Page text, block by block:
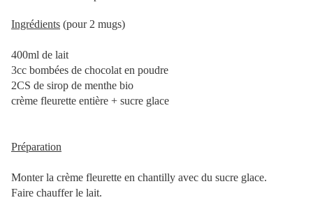
Ingrédients (pour 2 mugs)
400ml de lait
3cc bombées de chocolat en poudre
2CS de sirop de menthe bio
crème fleurette entière + sucre glace
Préparation
Monter la crème fleurette en chantilly avec du sucre glace.
Faire chauffer le lait.